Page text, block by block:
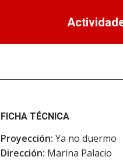
FICHA TÉCNICA
Proyección: Ya no duermo
Dirección: Marina Palacio